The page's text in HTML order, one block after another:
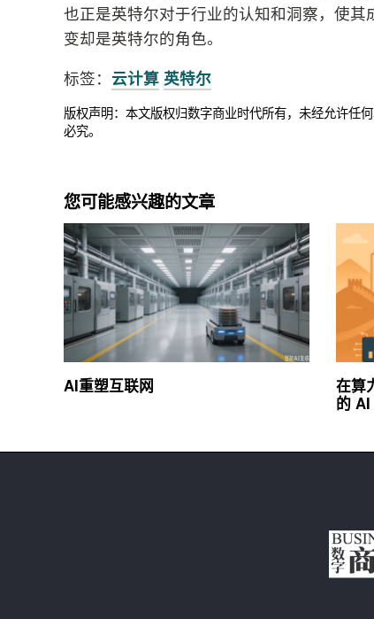
也正是英特尔对于行业的认知和洞察，使
变却是英特尔的角色。
标签： 云计算 英特尔
版权声明：本文版权归数字商业时代所有，未经允许任
必究。
您可能感兴趣的文章
AI重塑互联网
在算
的